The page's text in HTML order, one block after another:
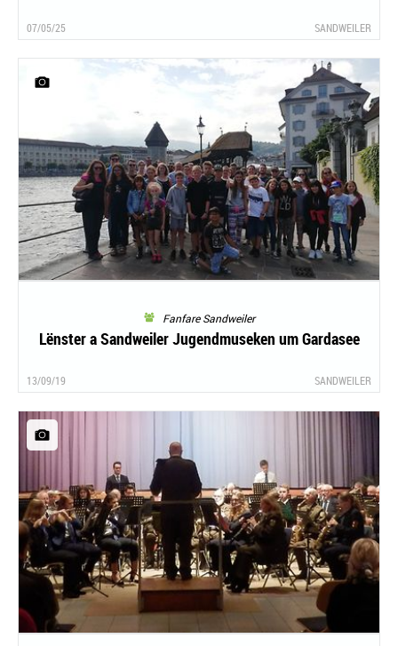
07/05/25 SANDWEILER
Fanfare Sandweiler
Lënster a Sandweiler Jugendmuseken um Gardasee
13/09/19 SANDWEILER